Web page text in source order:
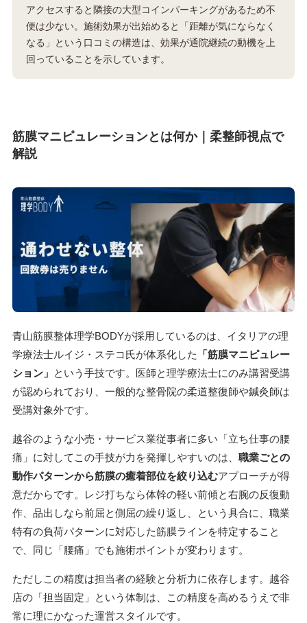
アクセスすると隣接の大型コインパーキングがあるため不
便は少ない。施術効果が出始めると「距離が気にならなく
なる」という口コミの構造は、効果が通院継続の動機を上
回っていることを示しています。
筋膜マニピュレーションとは何か｜柔整師視点で
解説
青山筋膜整体理学BODYが採用しているのは、イタリアの理
学療法士ルイジ・ステコ氏が体系化した
「筋膜マニピュレー
ション」 という手技です。医師と理学療法士にのみ講習受講
が認められており、一般的な整骨院の柔道整復師や鍼灸師は
受講対象外です。
越谷のような小売・サービス業従事者に多い「立ち仕事の腰
痛」に対してこの手技が力を発揮しやすいのは、 職業ごとの
動作パターンから筋膜の癒着部位を絞り込むアプローチが得
意だからです。レジ打ちなら体幹の軽い前傾と右腕の反復動
作、品出しなら前屈と側屈の繰り返し、という具合に、職業
特有の負荷パターンに対応した筋膜ラインを特定すること
で、同じ「腰痛」でも施術ポイントが変わります。
ただしこの精度は担当者の経験と分析力に依存します。越谷
店の「担当固定」という体制は、この精度を高めるうえで非
常に理にかなった運営スタイルです。